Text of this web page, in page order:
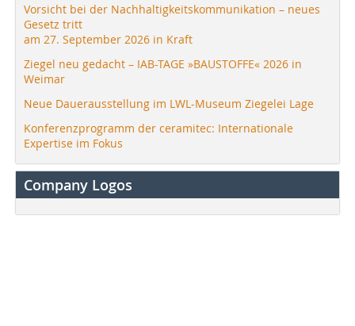
Vorsicht bei der Nachhaltigkeitskommunikation – neues
Gesetz tritt
am 27. September 2026 in Kraft
Ziegel neu gedacht – IAB-TAGE »BAUSTOFFE« 2026 in
Weimar
Neue Dauerausstellung im LWL-Museum Ziegelei Lage
Konferenzprogramm der ceramitec: Internationale
Expertise im Fokus
Company Logos